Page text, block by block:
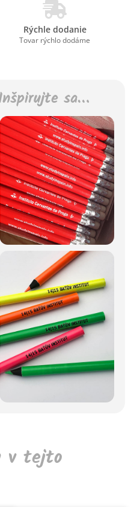
Rýchle dodanie
Tovar rýchlo dodáme
sa…
v tejto